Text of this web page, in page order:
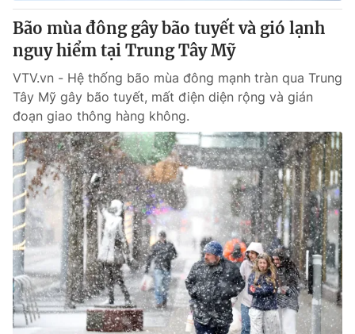
Bão mùa đông gây bão tuyết và gió lạnh
nguy hiểm tại Trung Tây Mỹ
VTV.vn - Hệ thống bão mùa đông mạnh tràn qua Trung
Tây Mỹ gây bão tuyết, mất điện diện rộng và gián
đoạn giao thông hàng không.